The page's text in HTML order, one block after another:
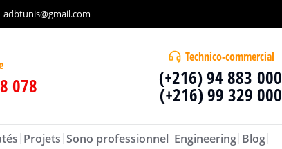
adbtunis@gmail.com
078
Technico-commercial
(+216) 94 883 000
(+216) 99 329 000
Projets Sono professionnel Engineering Blog